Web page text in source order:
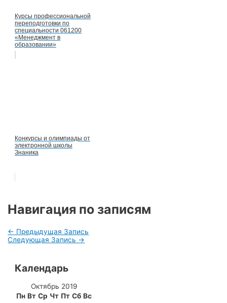
Курсы профессиональной
переподготовки по
специальности 061200
«Менеджмент в
образовании»
Конкурсы и олимпиады от
электронной школы
Знаника
Навигация по записям
← Предыдущая Запись
Следующая Запись →
Календарь
Октябрь 2019
Пн Вт Ср Чт Пт Сб Вс